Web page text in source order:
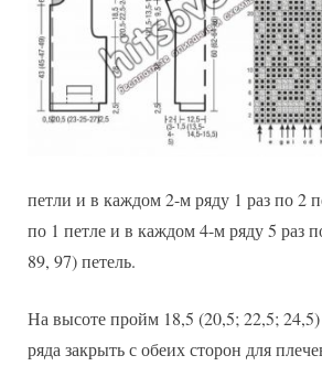
петли и в каждом 2-м ряду 1 раз по 2
по 1 петле и в каждом 4-м ряду 5 раз
89, 97) петель.
На высоте пройм 18,5 (20,5; 22,5;
ряда закрыть с обеих сторон для